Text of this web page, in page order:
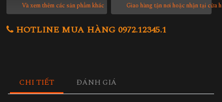
Và xem thêm các sản phẩm khác Giao hàng tận nơi hoặc nhận tại cửa
HOTLINE MUA HÀNG 0972.12345.1
CHI TIẾT ĐÁNH GIÁ